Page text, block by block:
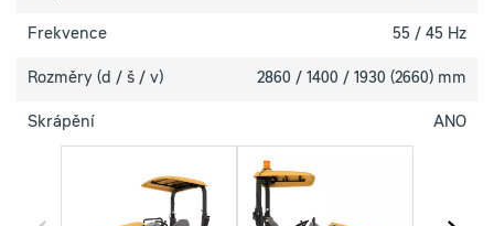
Frekvence 55 / 45 Hz
Rozměry (d / š / v) 2860 / 1400 / 1930 (2660) mm
Skrápění ANO